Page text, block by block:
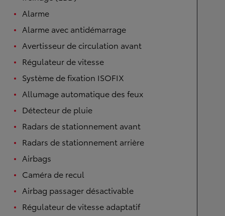
Alarme
Alarme avec antidémarrage
Avertisseur de circulation avant
Régulateur de vitesse
Système de fixation ISOFIX
Allumage automatique des feux
Détecteur de pluie
Radars de stationnement avant
Radars de stationnement arrière
Airbags
Caméra de recul
Airbag passager désactivable
Régulateur de vitesse adaptatif